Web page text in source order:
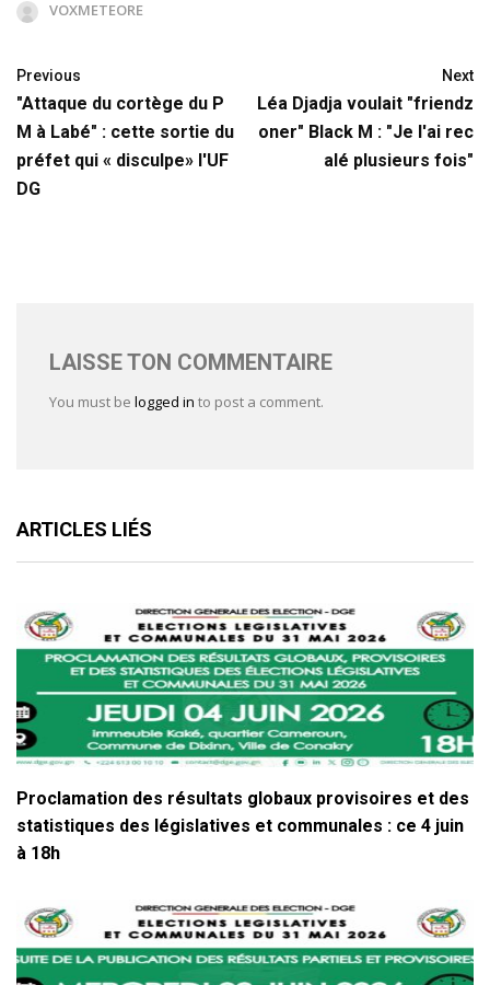
VOXMETEORE
Previous
"Attaque du cortège du P
M à Labé" : cette sortie du
préfet qui « disculpe» l'UF
DG
Next
Léa Djadja voulait "friendz
oner" Black M : "Je l'ai rec
alé plusieurs fois"
LAISSE TON COMMENTAIRE
You must be logged in to post a comment.
ARTICLES LIÉS
Proclamation des résultats globaux provisoires et des
statistiques des législatives et communales : ce 4 juin
à 18h